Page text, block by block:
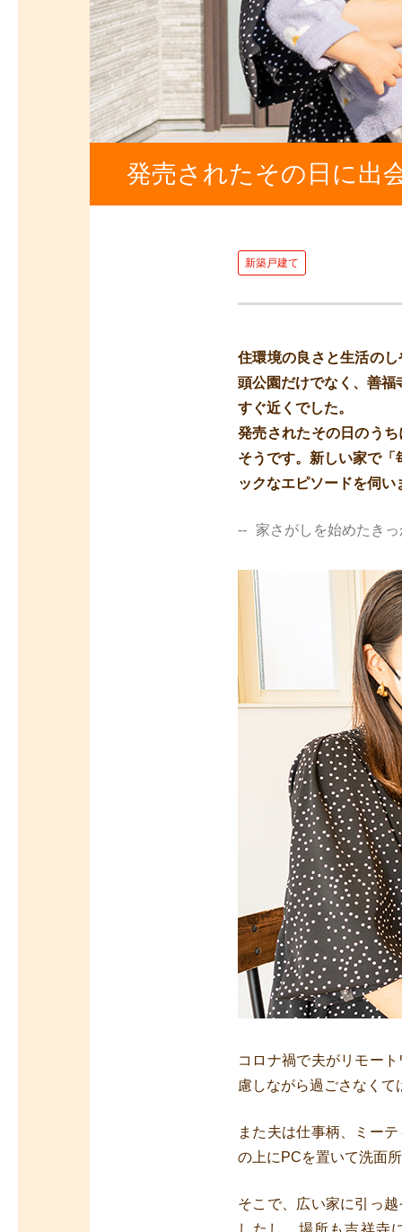
発売されたその日に出
新築戸建て
住環境の良さと生活の
頭公園だけでなく、善
すぐ近くでした。
発売されたその日のう
そうです。新しい家で
ックなエピソードを伺い
家さがしを始めたき
コロナ禍で夫がリモー
慮しながら過ごさなく
また夫は仕事柄、ミー
の上にPCを置いて洗面
そこで、広い家に引っ